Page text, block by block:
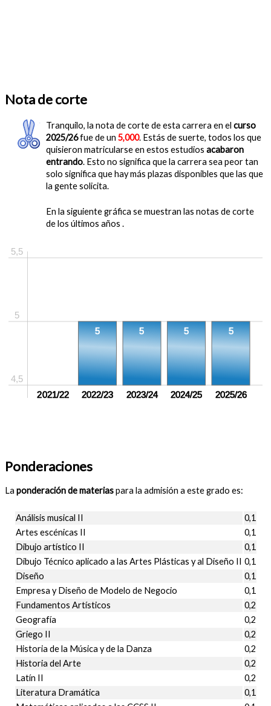
Nota de corte
Tranquilo, la nota de corte de esta carrera en el curso
2025/26fue de un 5,000. Estás de suerte, todos los que
quisieron matricularse en estos estudios acabaron
entrando. Esto no significa que la carrera sea peor tan
solo significa que hay más plazas disponibles que las que
la gente solicita.
En la siguiente gráfica se muestran las notas de corte
de los últimos años .
5,5
4,5
5
sin crear
5 5 5 5
2021/22 2022/23 2023/24 2024/25 2025/26
Ponderaciones
La ponderación de materiaspara la admisión a este grado es:
Análisis musical II
0,1
Artes escénicas II
0,1
Dibujo artístico II
0,1
Dibujo Técnico aplicado a las Artes Plásticas y al Diseño II 0,1
Diseño
0,1
Empresa y Diseño de Modelo de Negocio
0,1
Fundamentos Artísticos
0,2
Geografía
0,2
Griego II
0,2
Historia de la Música y de la Danza
0,2
Historia del Arte
0,2
Latín II
0,2
Literatura Dramática
0,1